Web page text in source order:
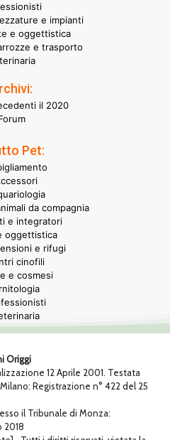
e impianti
e oggettistica
e trasporto
il 2020
Pet:
da compagnia
e integratori
oggettistica
e rifugi
cinofili
e cosmesi
Origgi
12 Aprile 2001. Testata
Registrazione n° 422 del 25
il Tribunale di Monza:
2018